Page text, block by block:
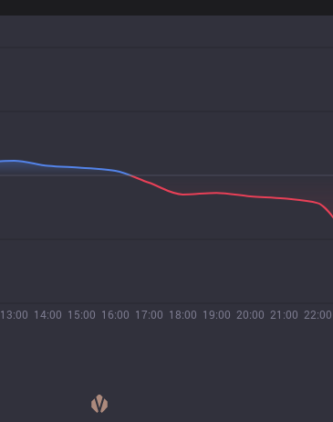
13:00 14:00 15:00 16:00 17:00 18:00 19:00 20:00 21:00 22:00